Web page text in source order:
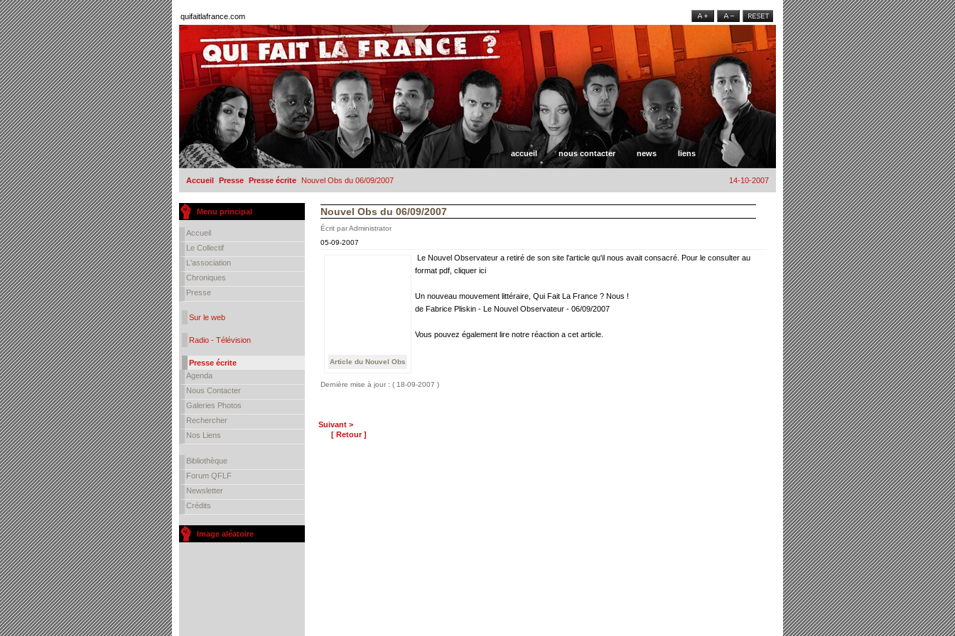
quifaitlafrance.com
accueil nous contacter news liens
Accueil Presse Presse écrite Nouvel Obs du 06/09/2007 14-10-2007
Menu principal
Accueil
Le Collectif
L'association
Chroniques
Presse
Sur le web
Radio - Télévision
Presse écrite
Agenda
Nous Contacter
Galeries Photos
Rechercher
Nos Liens
Bibliothèque
Forum QFLF
Newsletter
Crédits
Image aléatoire
Nouvel Obs du 06/09/2007
Écrit par Administrator
05-09-2007
Article du Nouvel Obs
Le Nouvel Observateur a retiré de son site l'article qu'il nous avait consacré. Pour le consulter au
format pdf, cliquer ici
Un nouveau mouvement littéraire, Qui Fait La France ? Nous !
de Fabrice Pliskin - Le Nouvel Observateur - 06/09/2007
Vous pouvez également lire notre réaction a cet article.
Dernière mise à jour : ( 18-09-2007 )
Suivant >
[ Retour ]